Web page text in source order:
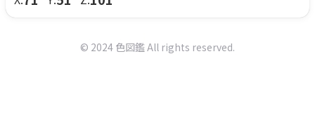
© 2024 色図鑑 All rights reserved.